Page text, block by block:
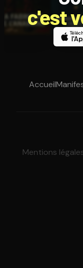
c'est
Accueil
Mentions